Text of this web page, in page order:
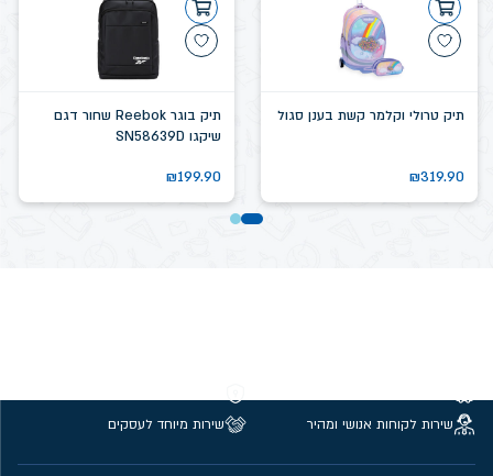
תיק טרולי וקלמר קשת בענן סגול
₪319.90
תיק בוגר Reebok שחור דגם
שיקגו SN58639D
₪199.90
שירות לקוחות אנושי ומהיר
שירות מיוחד לעסקים